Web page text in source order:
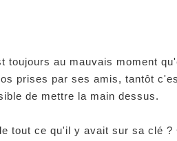
toujours au mauvais moment
prises par ses amis, tantôt
de mettre la main dessus.
tout ce qu'il y avait sur sa clé ?